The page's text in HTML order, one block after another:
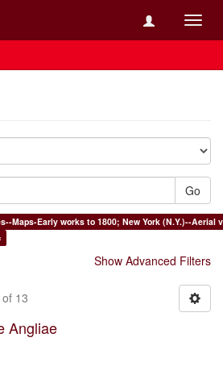
Go
Maps-Early works to 1800; New York (N.Y.)--
Show Advanced Filters
13
Angliae